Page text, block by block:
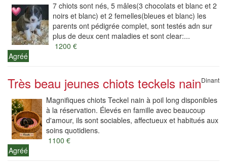
7 chiots sont nés, 5 mâles(3 chocolats et blanc et 2
noirs et blanc) et 2 femelles(bleues et blanc) les
parents ont pédigrée complet, sont testés adn sur
plus de deux cent maladies et sont clear:...
1200 €
Agréé
Très beau jeunes chiots teckels nainDinant
Magnifiques chiots Teckel nain à poil long disponibles
à la réservation. Élevés en famille avec beaucoup
d'amour, ils sont sociables, affectueux et habitués aux
soins quotidiens.
1100 €
Agréé